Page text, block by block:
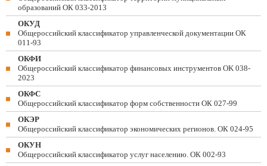
образований ОК 033-2013
ОКУД
Общероссийский классификатор управленческой документации ОК
011-93
ОКФИ
Общероссийский классификатор финансовых инструментов OK 038-
2023
ОКФС
Общероссийский классификатор форм собственности ОК 027-99
ОКЭР
Общероссийский классификатор экономических регионов. ОК 024-95
ОКУН
Общероссийский классификатор услуг населению. ОК 002-93